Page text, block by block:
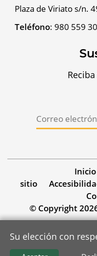
Plaza de Viriato s/n.
Teléfono: 980 559
Inicio
sitio
© Copyright
Su elección con